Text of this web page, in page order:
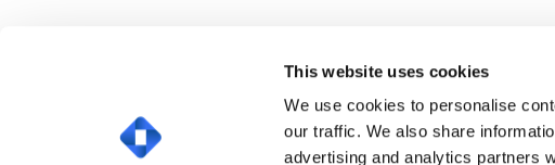
This website uses cookies
We use cookies to personalise
our traffic. We also share
advertising and analytics partners